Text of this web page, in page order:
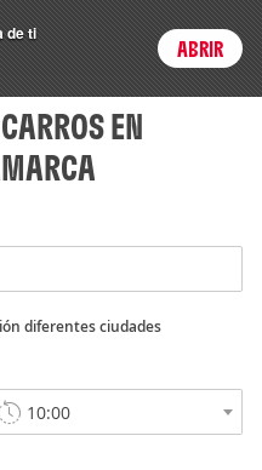
Login
EN
diferentes ciudades
de ti
ABRIR